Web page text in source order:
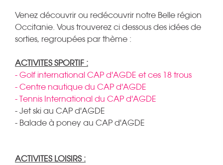
Venez découvrir ou redécouvrir notre Belle région
Occitanie. Vous trouverez ci dessous des idées de
sorties, regroupées par thème :
ACTIVITES SPORTIF :
- Golf international CAP d'AGDE et ces 18 trous
- Centre nautique du CAP d'AGDE
- Tennis International du CAP d'AGDE
- Jet ski au CAP d'AGDE
- Balade à poney au CAP d'AGDE
ACTIVITES LOISIRS :